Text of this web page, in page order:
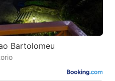
Bartolomeu